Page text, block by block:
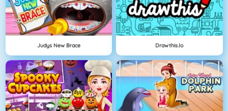
Judys New Brace Drawthis.io